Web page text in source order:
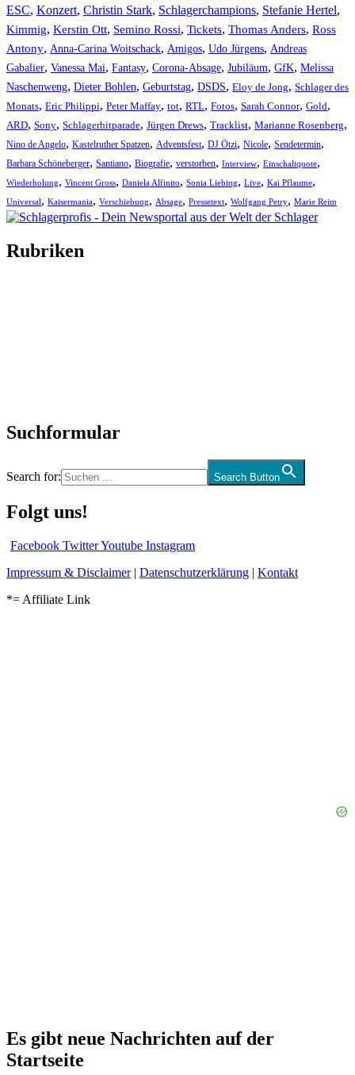
ESC, Konzert, Christin Stark, Schlagerchampions, Stefanie Hertel,
Kimmig, Kerstin Ott, Semino Rossi, Tickets, Thomas Anders, Ross
Antony, Anna-Carina Woitschack, Amigos, Udo Jürgens, Andreas
Gabalier, Vanessa Mai, Fantasy, Corona-Absage, Jubiläum, GfK, Melissa
Naschenweng, Dieter Bohlen, Geburtstag, DSDS, Eloy de Jong, Schlager des
Monats, Eric Philippi, Peter Maffay, tot, RTL, Fotos, Sarah Connor, Gold,
ARD, Sony, Schlagerhitparade, Jürgen Drews, Tracklist, Marianne Rosenberg,
Nino de Angelo, Kastelruther Spatzen, Adventsfest, DJ Ötzi, Nicole, Sendetermin,
Barbara Schöneberger, Santiano, Biografie, verstorben, Interview, Einschaltquote,
Wiederholung, Vincent Gross, Daniela Alfinito, Sonia Liebing, Live, Kai Pflaume,
Universal, Kaisermania, Verschiebung, Absage, Pressetext, Wolfgang Petry, Marie Reim
Rubriken
Suchformular
Search for: Search Button
Folgt uns!
Facebook TwitterYoutube Instagram
Impressum & Disclaimer| Datenschutzerklärung | Kontakt
*= Affiliate Link
Es gibt neue Nachrichten auf der
Startseite